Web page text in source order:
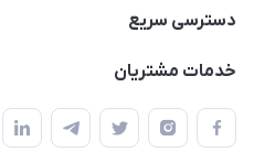
09034287359
دسترسی سریع
حساب کاربری
لیست محصولات
خدمات مشتریان
قوانین و مقررات